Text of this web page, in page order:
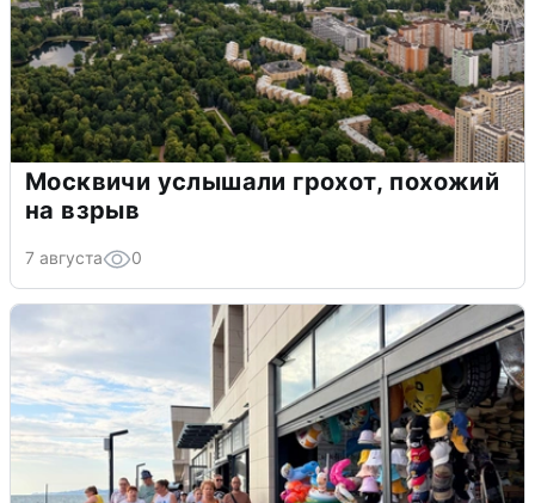
Москвичи услышали грохот, похожий
на взрыв
7 августа 0